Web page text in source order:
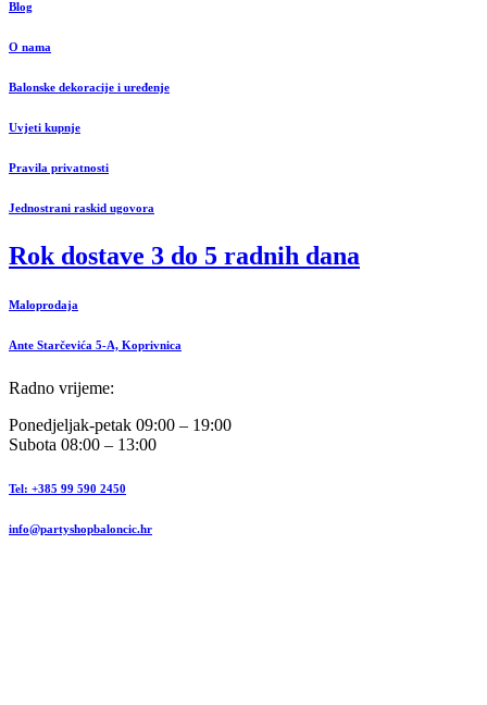
Blog
O nama
Balonske dekoracije i uređenje
Uvjeti kupnje
Pravila privatnosti
Jednostrani raskid ugovora
Rok dostave 3 do 5 radnih dana
Maloprodaja
Ante Starčevića 5-A, Koprivnica
Radno vrijeme:
Ponedjeljak-petak 09:00 – 19:00
Subota 08:00 – 13:00
Tel: +385 99 590 2450
info@partyshopbaloncic.hr